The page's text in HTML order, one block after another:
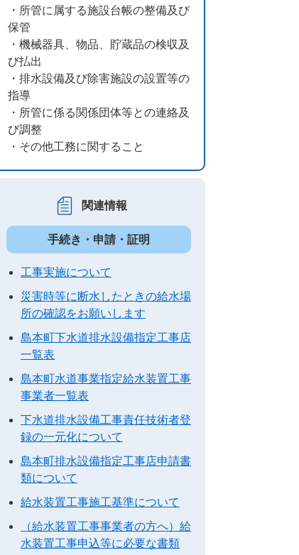
・所管に属する施設台帳の整備及び
保管
・機械器具、物品、貯蔵品の検収及
び払出
・排水設備及び除害施設の設置等の
指導
・所管に係る関係団体等との連絡及
び調整
・その他工務に関すること
関連情報
手続き・申請・証明
工事実施について
災害時等に断水したときの給水場
所の確認をお願いします
島本町下水道排水設備指定工事店
一覧表
島本町水道事業指定給水装置工事
事業者一覧表
下水道排水設備工事責任技術者登
録の一元化について
島本町排水設備指定工事店申請書
類について
給水装置工事施工基準について
（給水装置工事事業者の方へ）給
水装置工事申込等に必要な書類